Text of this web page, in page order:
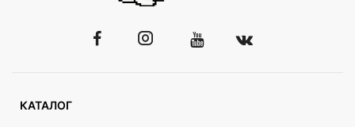
КАТАЛОГ